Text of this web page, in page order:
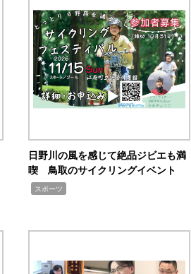
日野川の風を感じて絶品ジビエも満
喫 鳥取のサイクリングイベント
スポーツ